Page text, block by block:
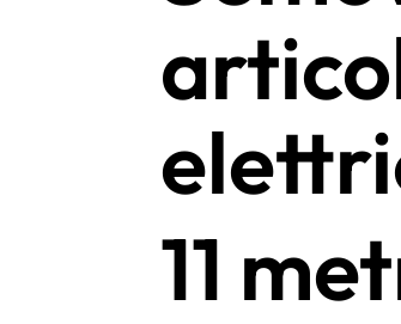
11